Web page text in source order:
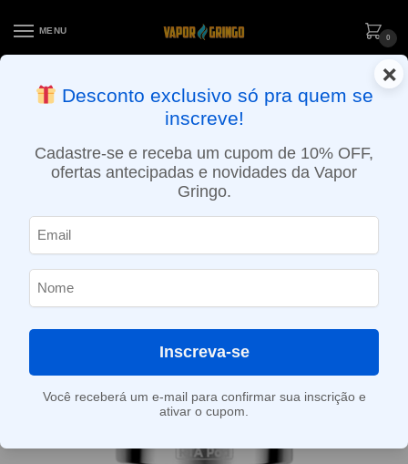
MENU
0
ENTREGA NO MESMO DIA EM SÃO PAULO (SEG A SEX): PEDIDOS
APROVADOS ATÉ 15:30 VIA MOTOBOY
×
Desconto exclusivo só pra quem se
inscreve!
Cadastre-se e receba um cupom de 10% OFF,
ofertas antecipadas e novidades da Vapor
Gringo.
Inscreva-se
Você receberá um e-mail para confirmar sua inscrição e
ativar o cupom.